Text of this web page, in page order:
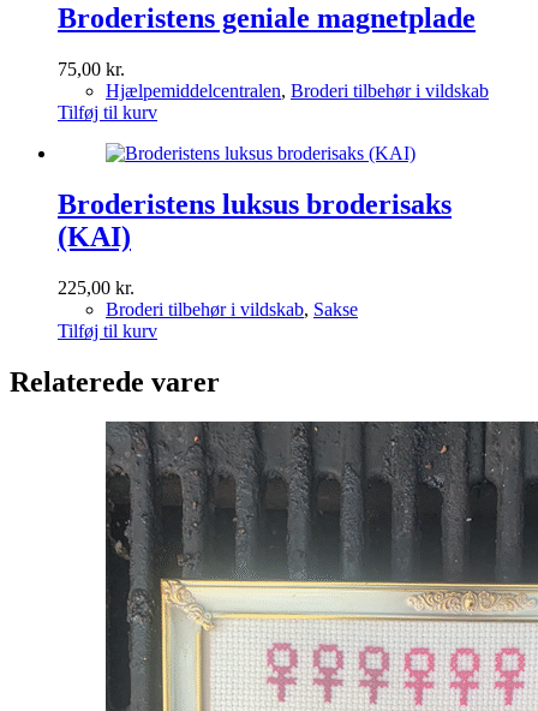
Broderistens geniale magnetplade
75,00 kr.
Hjælpemiddelcentralen, Broderi tilbehør i vildskab
Tilføj til kurv
Broderistens luksus broderisaks
(KAI)
225,00 kr.
Broderi tilbehør i vildskab, Sakse
Tilføj til kurv
Relaterede varer